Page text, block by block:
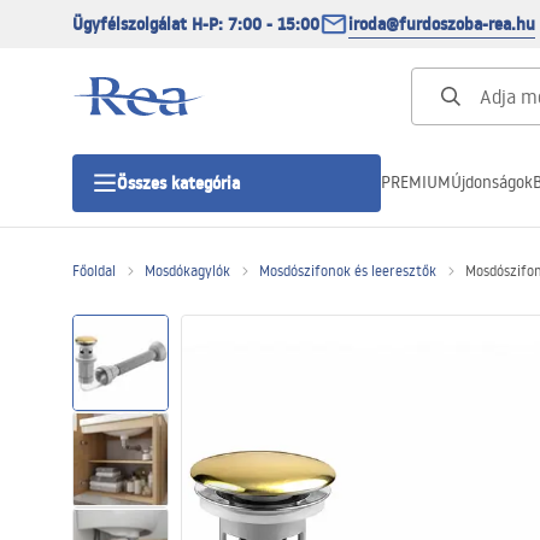
Ügyfélszolgálat H-P: 7:00 - 15:00 iroda@furdoszoba-rea.hu
Összes kategória
Zuhanyajtó
Zuhanytálcák
Zuhanylefolyók
PREMIUMÚjdonságok
Főoldal Mosdókagylók Mosdószifonok és leeresztők